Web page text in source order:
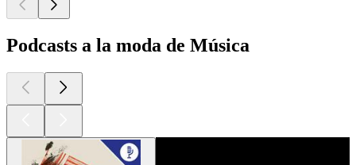
Podcasts a la moda de Música